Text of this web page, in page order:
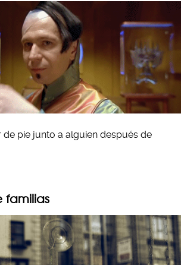
de pie junto a alguien después de
familias